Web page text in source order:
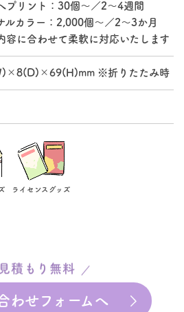
プリント：30個～／2～4週間
ルカラー：2,000個～／2～3か月
容に合わせて柔軟に対応いたします
※折りたたみ時
ライセンスグッズ
積もり無料
わせフォームへ